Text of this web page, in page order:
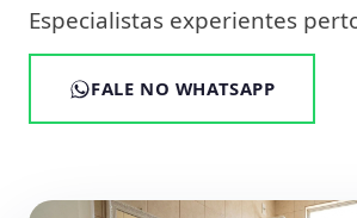
Especialistas experientes
FALE NO WHATSAPP